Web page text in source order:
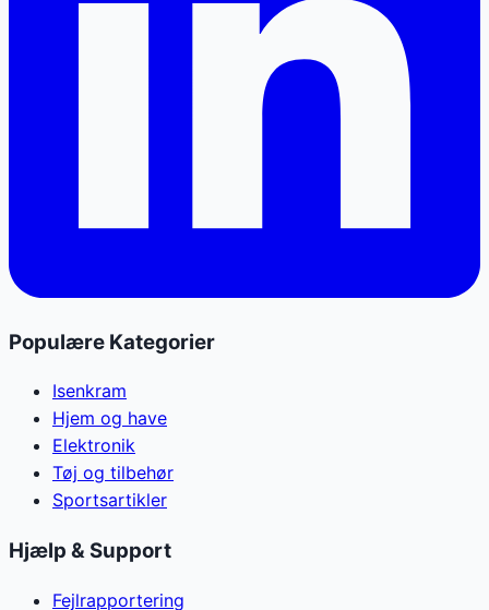
Populære Kategorier
Isenkram
Hjem og have
Elektronik
Tøj og tilbehør
Sportsartikler
Hjælp & Support
Fejlrapportering